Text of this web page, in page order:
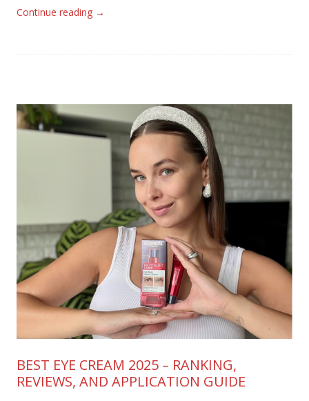
Continue reading →
BEST EYE CREAM 2025 – RANKING,
REVIEWS, AND APPLICATION GUIDE